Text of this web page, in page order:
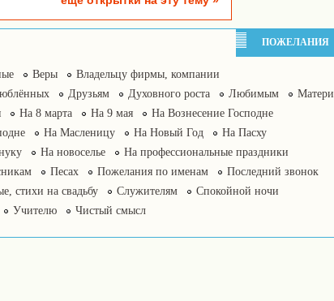
ПОЖЕЛАНИЯ
Веры
Владельцу фирмы, компании
Друзьям Духовного роста Любимым
Матери
На 8 марта На 9 мая
На Вознесение Господне
На Масленицу На Новый Год
На Пасху
На новоселье
На профессиональные праздники
Песах Пожелания по именам
Последний звонок
стихи на свадьбу Служителям
Спокойной ночи
Учителю Чистый смысл